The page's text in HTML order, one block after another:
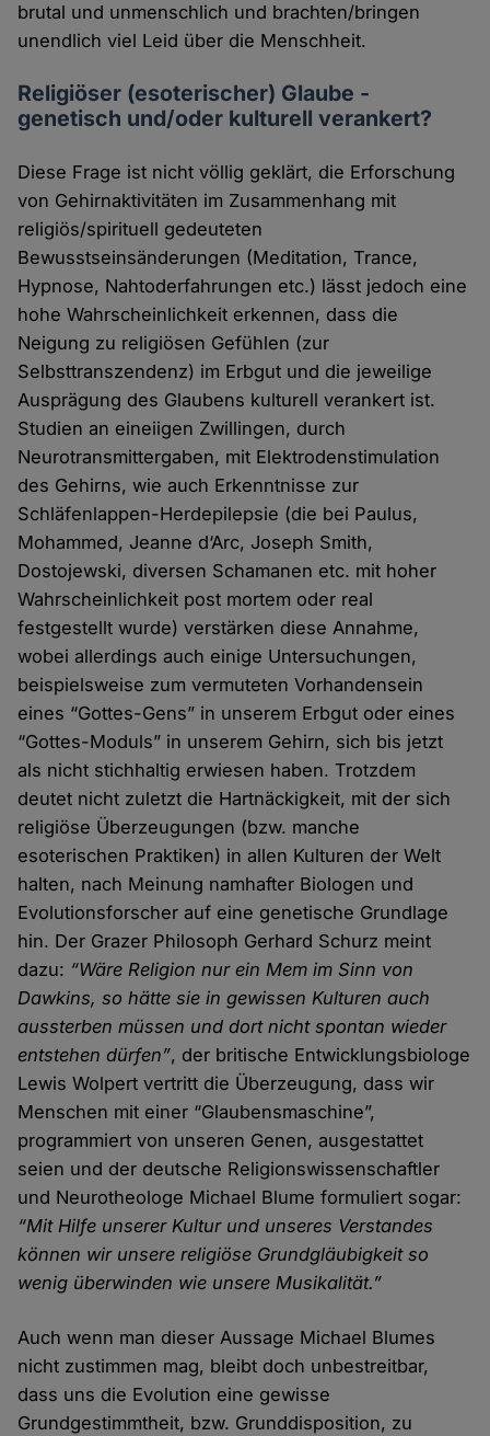
brutal und unmenschlich und brachten/bringen
unendlich viel Leid über die Menschheit.
Religiöser (esoterischer) Glaube -
genetisch und/oder kulturell verankert?
Diese Frage ist nicht völlig geklärt, die Erforschung
von Gehirnaktivitäten im Zusammenhang mit
religiös/spirituell gedeuteten
Bewusstseinsänderungen (Meditation, Trance,
Hypnose, Nahtoderfahrungen etc.) lässt jedoch eine
hohe Wahrscheinlichkeit erkennen, dass die
Neigung zu religiösen Gefühlen (zur
Selbsttranszendenz) im Erbgut und die jeweilige
Ausprägung des Glaubens kulturell verankert ist.
Studien an eineiigen Zwillingen, durch
Neurotransmittergaben, mit Elektrodenstimulation
des Gehirns, wie auch Erkenntnisse zur
Schläfenlappen-Herdepilepsie (die bei Paulus,
Mohammed, Jeanne d‘Arc, Joseph Smith,
Dostojewski, diversen Schamanen etc. mit hoher
Wahrscheinlichkeit post mortem oder real
festgestellt wurde) verstärken diese Annahme,
wobei allerdings auch einige Untersuchungen,
beispielsweise zum vermuteten Vorhandensein
eines “Gottes-Gens” in unserem Erbgut oder eines
“Gottes-Moduls” in unserem Gehirn, sich bis jetzt
als nicht stichhaltig erwiesen haben. Trotzdem
deutet nicht zuletzt die Hartnäckigkeit, mit der sich
religiöse Überzeugungen (bzw. manche
esoterischen Praktiken) in allen Kulturen der Welt
halten, nach Meinung namhafter Biologen und
Evolutionsforscher auf eine genetische Grundlage
hin. Der Grazer Philosoph Gerhard Schurz meint
dazu: “Wäre Religion nur ein Mem im Sinn von
Dawkins, so hätte sie in gewissen Kulturen auch
aussterben müssen und dort nicht spontan wieder
entstehen dürfen”, der britische Entwicklungsbiologe
Lewis Wolpert vertritt die Überzeugung, dass wir
Menschen mit einer “Glaubensmaschine”,
programmiert von unseren Genen, ausgestattet
seien und der deutsche Religionswissenschaftler
und Neurotheologe Michael Blume formuliert sogar:
“Mit Hilfe unserer Kultur und unseres Verstandes
können wir unsere religiöse Grundgläubigkeit so
wenig überwinden wie unsere Musikalität.”
Auch wenn man dieser Aussage Michael Blumes
nicht zustimmen mag, bleibt doch unbestreitbar,
dass uns die Evolution eine gewisse
Grundgestimmtheit, bzw. Grunddisposition, zu